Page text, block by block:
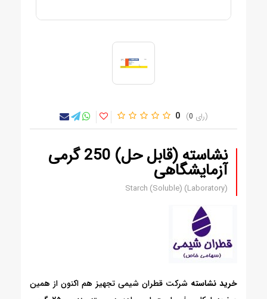
0 0
نشاسته (قابل حل) 250 گرمی
آزمایشگاهی
Starch (Soluble) (Laboratory)
خرید نشاسته شرکت قطران شیمی تجهیز هم اکنون از همین